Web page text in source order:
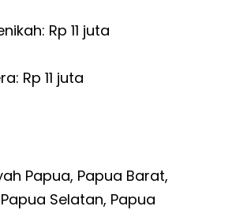
Rp 11 juta
Rp 11 juta
Papua, Papua Barat,
Selatan, Papua